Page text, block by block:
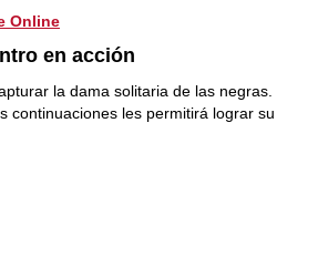
Online
en acción
la dama solitaria de las negras.
continuaciones les permitirá lograr su